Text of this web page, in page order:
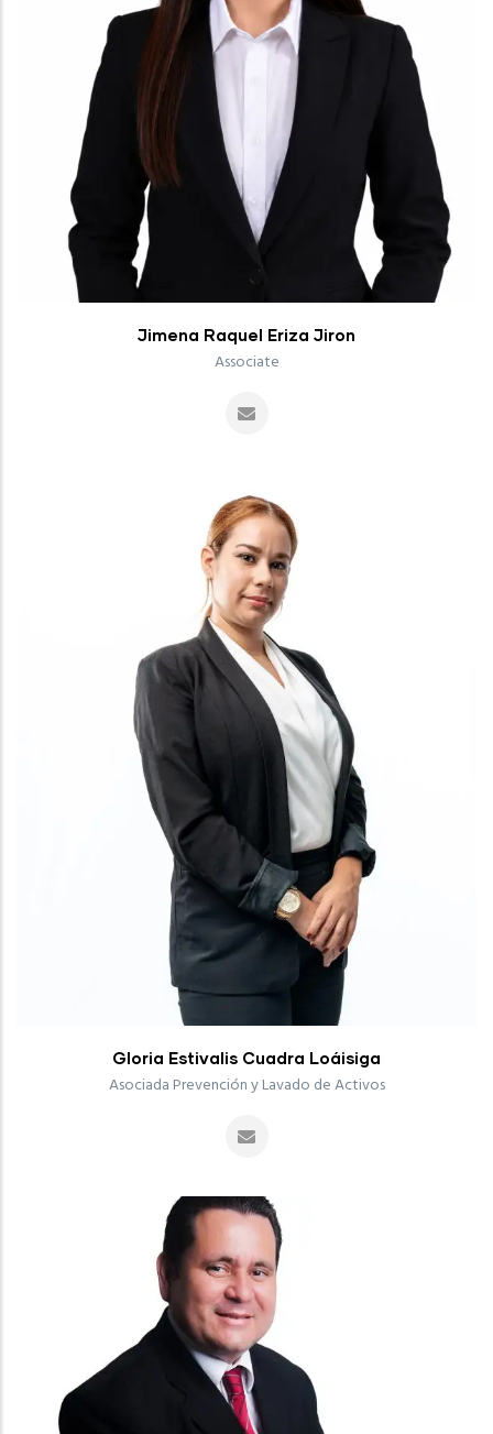
Jimena Raquel Eriza Jiron
Associate
Gloria Estivalis Cuadra Loáisiga
Asociada Prevención y Lavado de Activos